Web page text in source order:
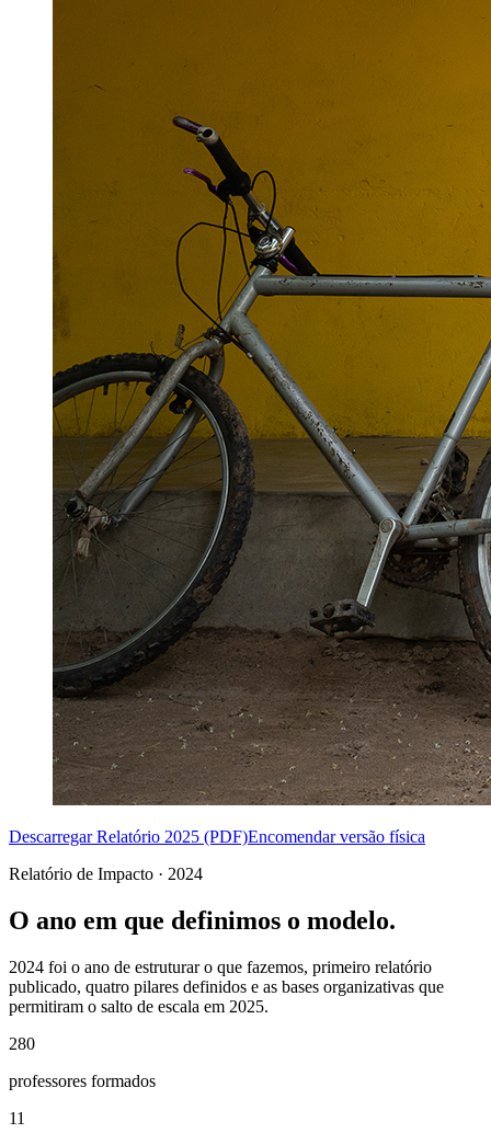
Descarregar Relatório 2025 (PDF)Encomendar versão física
Relatório de Impacto · 2024
O ano em que definimos o modelo.
2024 foi o ano de estruturar o que fazemos, primeiro relatório
publicado, quatro pilares definidos e as bases organizativas que
permitiram o salto de escala em 2025.
280
professores formados
11